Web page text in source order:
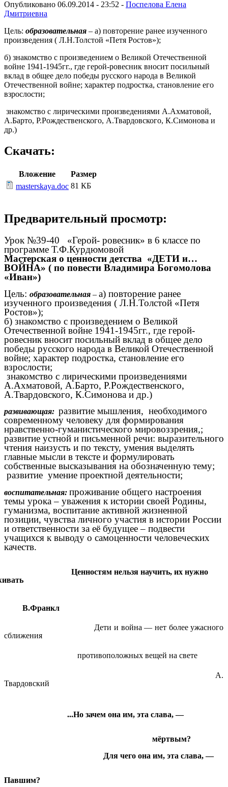
Опубликовано 06.09.2014 - 23:52 - Поспелова Елена
Дмитриевна
Цель: образовательная – а) повторение ранее изученного
произведения ( Л.Н.Толстой «Петя Ростов»);
б) знакомство с произведением о Великой Отечественной
войне 1941-1945гг., где герой-ровесник вносит посильный
вклад в общее дело победы русского народа в Великой
Отечественной войне; характер подростка, становление его
взрослости;
знакомство с лирическими произведениями А.Ахматовой,
А.Барто, Р.Рождественского, А.Твардовского, К.Симонова и
др.)
Скачать:
Вложение
Размер
masterskaya.doc 81 КБ
Предварительный просмотр:
Урок №39-40 «Герой- ровесник» в 6 классе по
программе Т.Ф.Курдюмовой
Мастерская о ценности детства «ДЕТИ и…
ВОЙНА» ( по повести Владимира Богомолова
«Иван»)
Цель: образовательная – а) повторение ранее
изученного произведения ( Л.Н.Толстой «Петя
Ростов»);
б) знакомство с произведением о Великой
Отечественной войне 1941-1945гг., где герой-
ровесник вносит посильный вклад в общее дело
победы русского народа в Великой Отечественной
войне; характер подростка, становление его
взрослости;
знакомство с лирическими произведениями
А.Ахматовой, А.Барто, Р.Рождественского,
А.Твардовского, К.Симонова и др.)
развивающая: развитие мышления, необходимого
современному человеку для формирования
нравственно-гуманистического мировоззрения,;
развитие устной и письменной речи: выразительного
чтения наизусть и по тексту, умения выделять
главные мысли в тексте и формулировать
собственные высказывания на обозначенную тему;
развитие умение проектной деятельности;
воспитательная: проживание общего настроения
темы урока – уважения к истории своей Родины,
гуманизма, воспитание активной жизненной
позиции, чувства личного участия в истории России
и ответственности за её будущее – подвести
учащихся к выводу о самоценности человеческих
качеств.
нельзя научить, их нужно
В.Франкл
Дети и война — нет более ужасного
сближения
противоположных вещей на свете
А.
Твардовский
зачем она им, эта слава, —
мёртвым?
Для чего она им, эта слава, —
Павшим?